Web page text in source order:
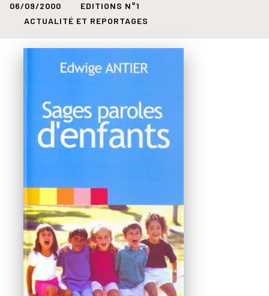
06/09/2000
EDITIONS N°1
ACTUALITÉ ET REPORTAGES